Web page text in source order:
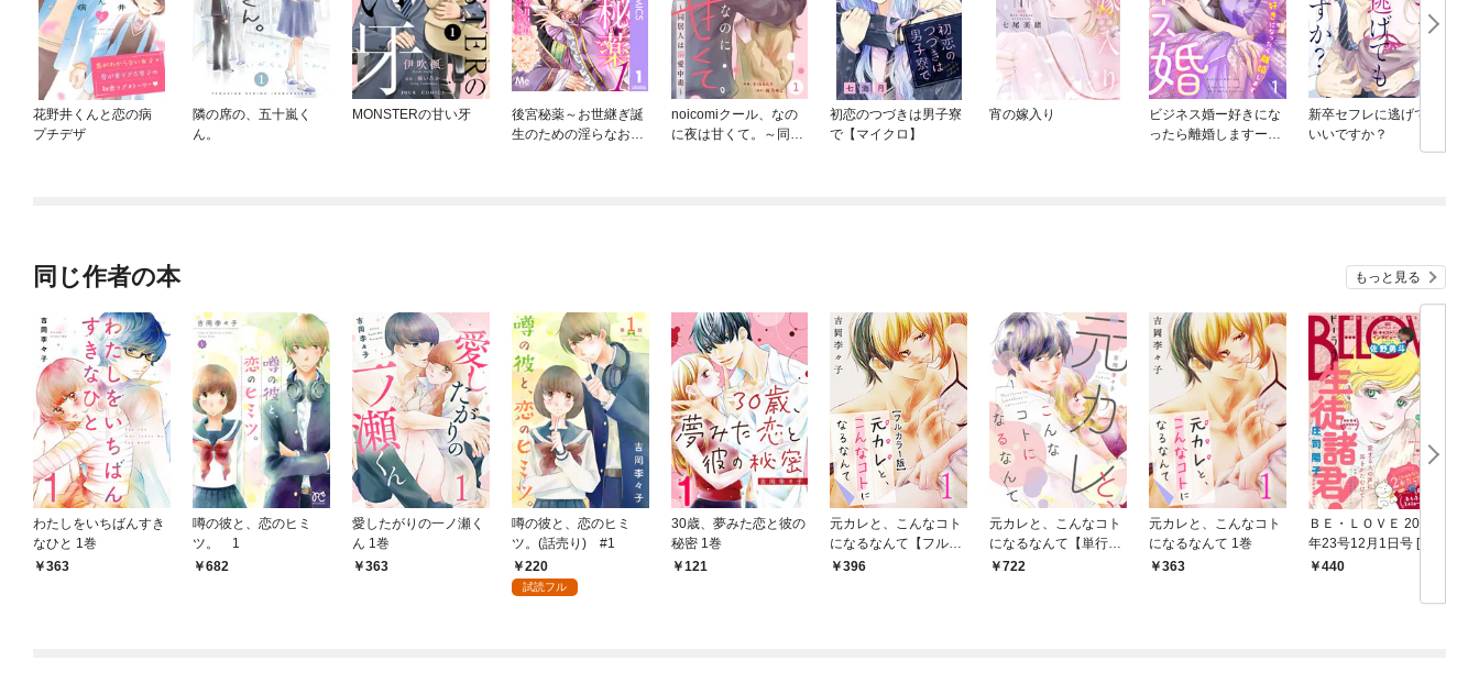
花野井くんと恋の病
プチデザ
隣の席の、五十嵐く
ん。
MONSTERの甘い牙
後宮秘薬～お世継ぎ誕
生のための淫らなお薬
noicomiクール、なの
に夜は甘くて。～同居
初恋のつづきは男子寮
で【マイクロ】
宵の嫁入り
ビジネス婚ー好きにな
ったら離婚しますー
新卒セフレに逃げても
いいですか？
同じ作者の本 もっと見る
わたしをいちばんすき
なひと 1巻
363
噂の彼と、恋のヒミ
ツ。 1
682
愛したがりの一ノ瀬く
ん 1巻
363
噂の彼と、恋のヒミ
ツ。(話売り) #1
220
試読フル
30歳、夢みた恋と彼の
秘密 1巻
121
元カレと、こんなコト
になるなんて【フルカ
ラー版】 1巻
396
元カレと、こんなコト
になるなんて【単行本
版】 1巻
722
元カレと、こんなコト
になるなんて 1巻
363
ＢＥ・ＬＯＶＥ 2017
年23号12月1日号 [201
7年11月15日発売]
440